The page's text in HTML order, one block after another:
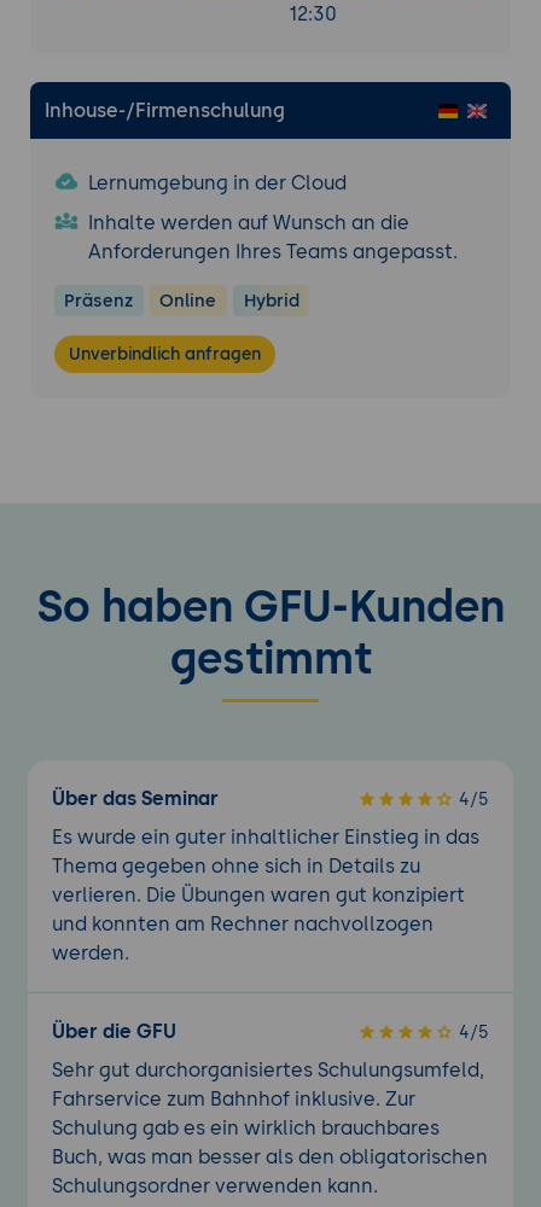
12:30
Inhouse-/Firmenschulung
Lernumgebung in der Cloud
Inhalte werden auf Wunsch an die
Anforderungen Ihres Teams angepasst.
Präsenz Online Hybrid
Unverbindlich anfragen
So haben GFU-Kunden
gestimmt
Über das Seminar 4/5
Es wurde ein guter inhaltlicher Einstieg in das
Thema gegeben ohne sich in Details zu
verlieren. Die Übungen waren gut konzipiert
und konnten am Rechner nachvollzogen
werden.
Über die GFU 4/5
Sehr gut durchorganisiertes Schulungsumfeld,
Fahrservice zum Bahnhof inklusive. Zur
Schulung gab es ein wirklich brauchbares
Buch, was man besser als den obligatorischen
Schulungsordner verwenden kann.